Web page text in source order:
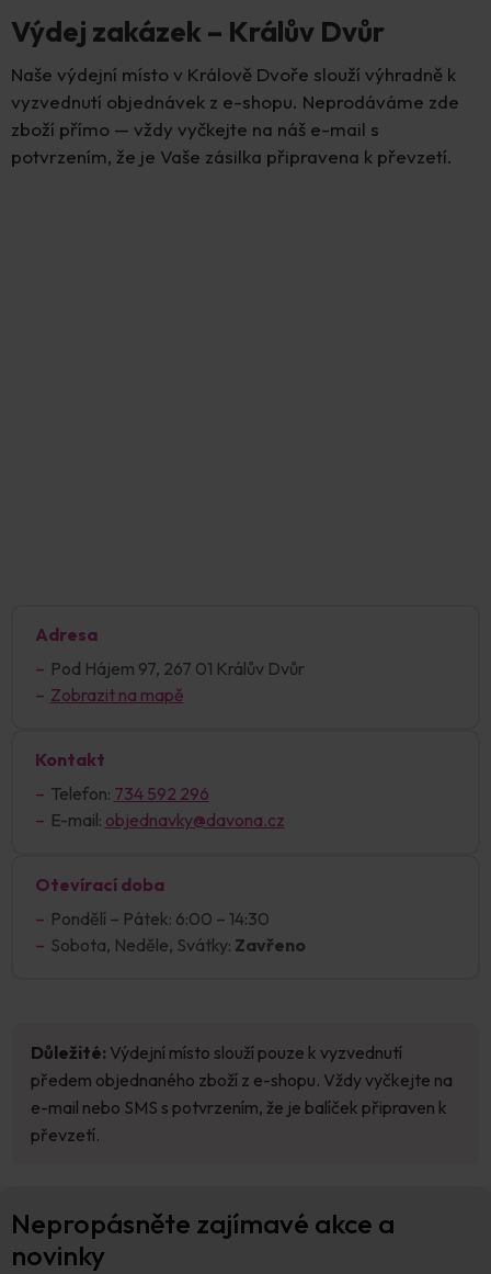
Výdej zakázek – Králův Dvůr
Naše výdejní místo v Králově Dvoře slouží výhradně k
vyzvednutí objednávek z e-shopu. Neprodáváme zde
zboží přímo — vždy vyčkejte na náš e-mail s
potvrzením, že je Vaše zásilka připravena k převzetí.
Adresa
Pod Hájem 97, 267 01 Králův Dvůr
Zobrazit na mapě
Kontakt
Telefon: 734 592 296
E-mail: objednavky@davona.cz
Otevírací doba
Pondělí – Pátek: 6:00 – 14:30
Sobota, Neděle, Svátky: Zavřeno
Důležité: Výdejní místo slouží pouze k vyzvednutí
předem objednaného zboží z e-shopu. Vždy vyčkejte na
e-mail nebo SMS s potvrzením, že je balíček připraven k
převzetí.
Nepropásněte zajímavé akce a
novinky